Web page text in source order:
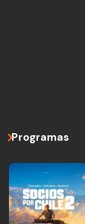
Programas